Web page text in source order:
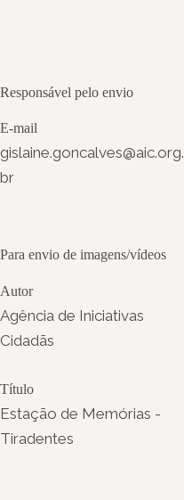
Responsável pelo envio
E-mail
gislaine.goncalves@aic.org.
br
Para envio de imagens/vídeos
Autor
Agência de Iniciativas
Cidadãs
Título
Estação de Memórias -
Tiradentes